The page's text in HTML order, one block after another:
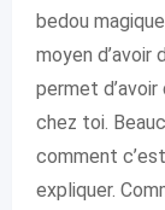
bedou
moyen d’avoir
permet
chez toi.
comment
expliquer.